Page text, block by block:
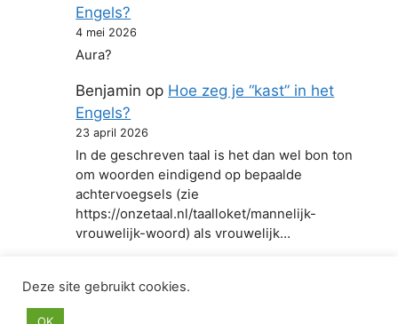
Engels?
4 mei 2026
Aura?
Benjamin op Hoe zeg je “kast” in het
Engels?
23 april 2026
In de geschreven taal is het dan wel bon ton
om woorden eindigend op bepaalde
achtervoegsels (zie
https://onzetaal.nl/taalloket/mannelijk-
vrouwelijk-woord) als vrouwelijk…
© 2026 Hoe zeg je in het Engels
Deze site gebruikt cookies.